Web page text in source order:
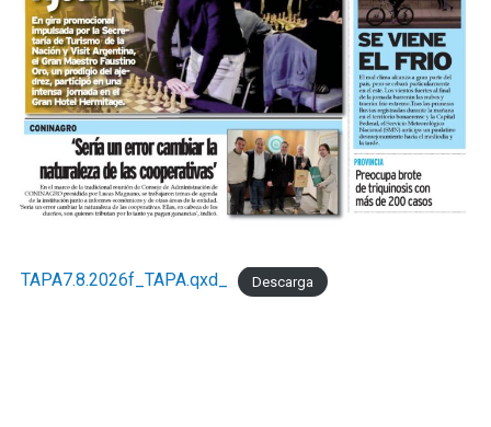
TAPA7.8.2026f_TAPA.qxd_ Descarga